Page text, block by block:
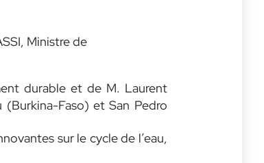
Ministre de
durable et de M. Laurent
(Burkina-Faso) et San Pedro
sur le cycle de l’eau,